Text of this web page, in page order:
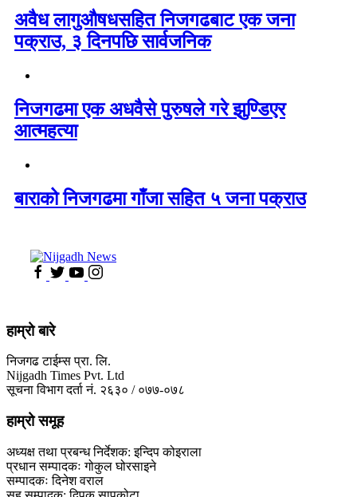
अवैध लागुऔषधसहित निजगढबाट एक जना
पक्राउ, ३ दिनपछि सार्वजनिक
निजगढमा एक अधवैसे पुरुषले गरे झुण्डिएर
आत्महत्या
बाराको निजगढमा गाँजा सहित ५ जना पक्राउ
हाम्रो बारे
निजगढ टाईम्स प्रा. लि.
Nijgadh Times Pvt. Ltd
सूचना विभाग दर्ता नं. २६३० / ०७७-०७८
हाम्रो समूह
अध्यक्ष तथा प्रबन्ध निर्देशक: इन्दिप कोइराला
प्रधान सम्पादकः गोकुल घोरसाइने
सम्पादकः दिनेश वराल